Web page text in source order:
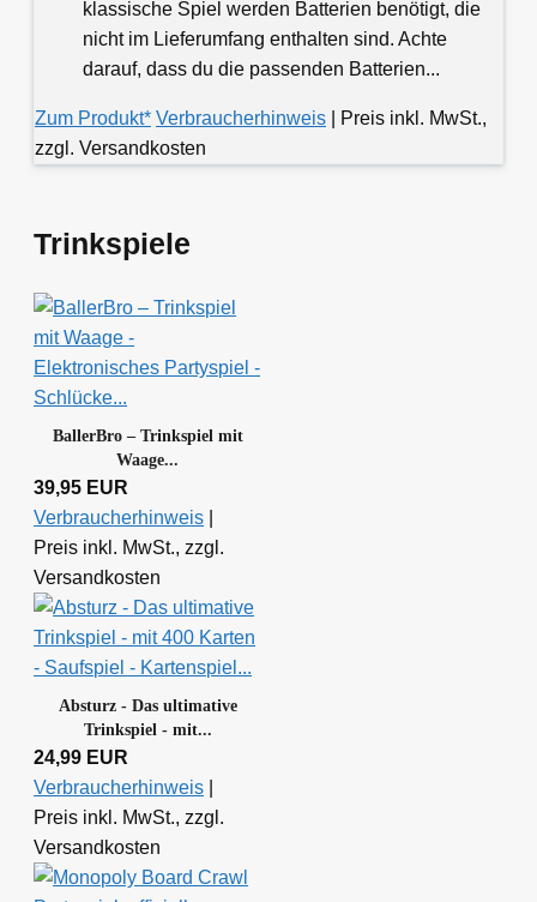
klassische Spiel werden Batterien benötigt, die
nicht im Lieferumfang enthalten sind. Achte
darauf, dass du die passenden Batterien...
Zum Produkt* Verbraucherhinweis | Preis inkl. MwSt.,
zzgl. Versandkosten
Trinkspiele
BallerBro – Trinkspiel mit
Waage...
39,95 EUR
Verbraucherhinweis
Preis inkl. MwSt., zzgl.
Versandkosten
Absturz - Das ultimative
Trinkspiel - mit...
24,99 EUR
Verbraucherhinweis
Preis inkl. MwSt., zzgl.
Versandkosten